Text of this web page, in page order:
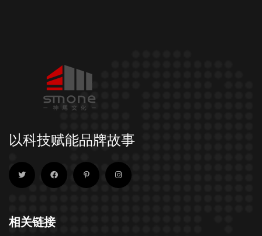
以科技赋能品牌故事
相关链接